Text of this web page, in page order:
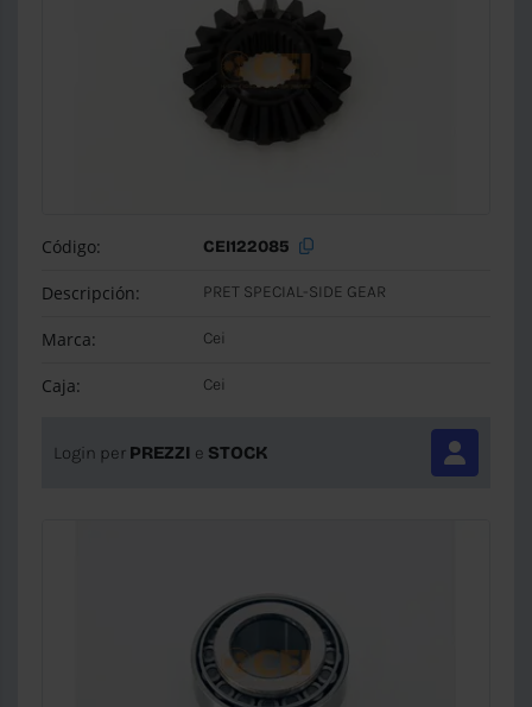
Código: CEI122085
Descripción: PRET SPECIAL-SIDE GEAR
Marca: Cei
Caja: Cei
Login per PREZZI e STOCK